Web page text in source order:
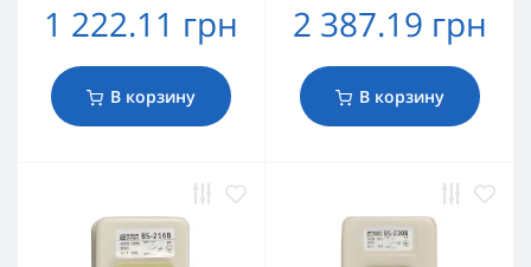
1 222.11 грн
В корзину
2 387.19 грн
В корзину